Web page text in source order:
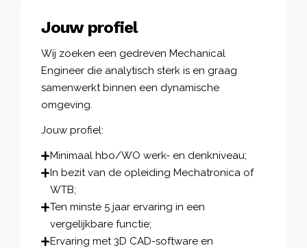
Jouw profiel
Wij zoeken een gedreven Mechanical
Engineer die analytisch sterk is en graag
samenwerkt binnen een dynamische
omgeving.
Jouw profiel:
Minimaal hbo/WO werk- en denkniveau;
In bezit van de opleiding Mechatronica of
WTB;
Ten minste 5 jaar ervaring in een
vergelijkbare functie;
Ervaring met 3D CAD-software en